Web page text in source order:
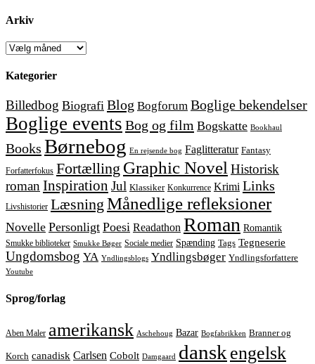
Arkiv
Arkiv
Kategorier
Billedbog Biografi Blog Bogforum Boglige bekendelser
Boglige events Bog og film Bogskatte Bookhaul
Books Børnebog En rejsende bog Faglitteratur Fantasy
Forfatterfokus Fortælling Graphic NovelHistorisk
romanInspiration Jul Klassiker Konkurrence Krimi Links
Livshistorier Læsning Månedlige refleksioner
Novelle Personligt Poesi Readathon Roman Romantik
Smukke biblioteker Smukke Bøger Sociale medier Spænding Tags Tegneserie
Ungdomsbog YA Yndlingsblogs Yndlingsbøger Yndlingsforfattere
Youtube
Sprog/forlag
Aben Maler amerikansk Aschehoug Bazar Bogfabrikken Branner og
Korch canadisk Carlsen Cobolt Damgaard dansk engelsk